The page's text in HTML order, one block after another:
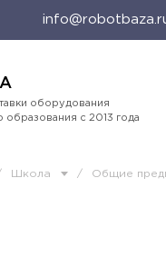
оборудования
образования с 2013 года
Школа / Общие